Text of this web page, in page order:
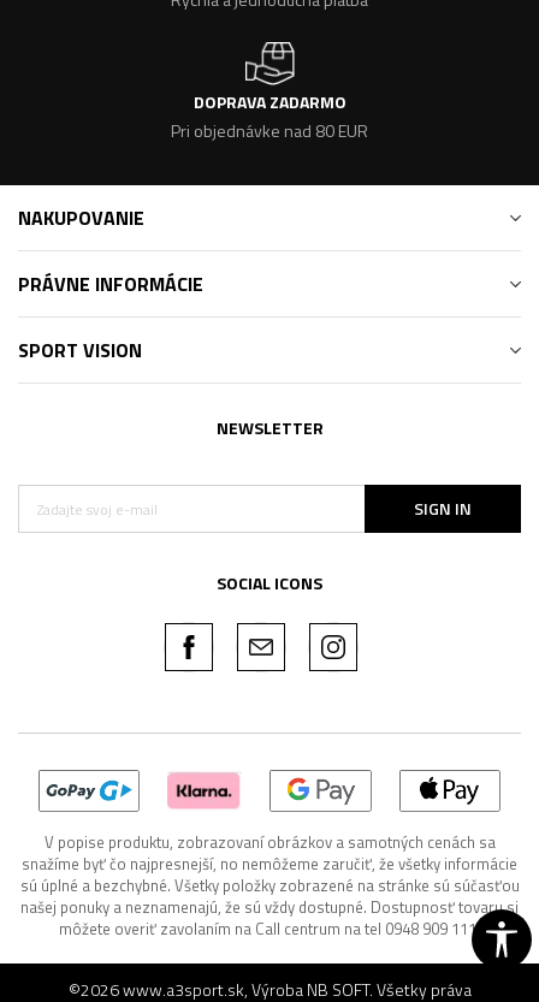
DOPRAVA ZADARMO
Pri objednávke nad 80 EUR
NAKUPOVANIE
PRÁVNE INFORMÁCIE
SPORT VISION
NEWSLETTER
SIGN IN
SOCIAL ICONS
V popise produktu, zobrazovaní obrázkov a samotných cenách sa
snažíme byť čo najpresnejší, no nemôžeme zaručiť, že všetky informácie
sú úplné a bezchybné. Všetky položky zobrazené na stránke sú súčasťou
našej ponuky a neznamenajú, že sú vždy dostupné. Dostupnosť tovaru si
môžete overiť zavolaním na Call centrum na tel 0948 909 111.
©2026www.a3sport.sk, VýrobaNB SOFT. Všetky práva